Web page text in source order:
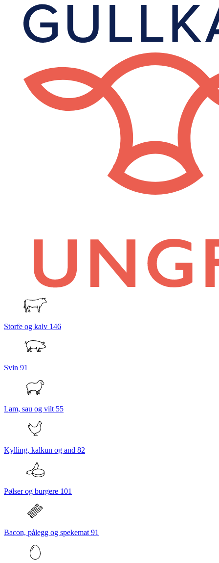
Storfe og kalv 146
Svin 91
Lam, sau og vilt 55
Kylling, kalkun og and 82
Pølser og burgere 101
Bacon, pålegg og spekemat 91